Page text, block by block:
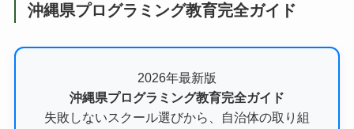
沖縄県プログラミング教育完全ガイド
2026年最新版
沖縄県プログラミング教育完全ガイド
失敗しないスクール選びから、自治体の取り組